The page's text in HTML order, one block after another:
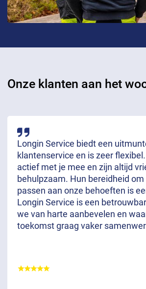
Onze klanten aan het
Longin Service biedt een
klantenservice en is zeer
actief met je mee en zijn altijd
behulpzaam. Hun bereidheid om
passen aan onze behoeften is
Longin Service is een
we van harte aanbevelen en
toekomst graag vaker